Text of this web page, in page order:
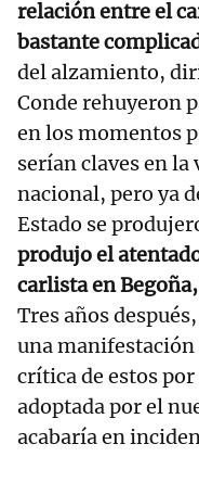
relación entre el
bastante
del alzamiento,
Conde rehuyeron
en los momentos
serían claves en
nacional, pero ya
Estado se
produjo el
carlista en
Tres años
una
crítica de estos
adoptada por el
acabaría en